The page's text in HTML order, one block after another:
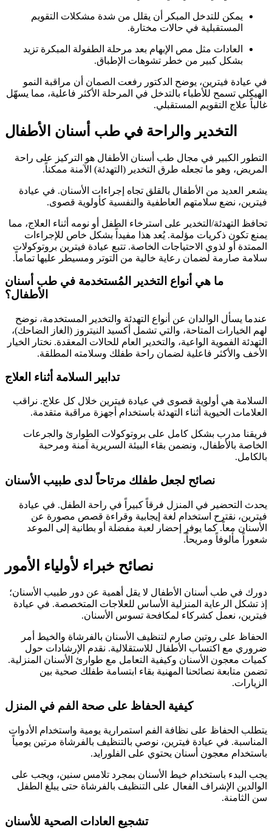
يمكن للتدخل المبكر أن يقلل من شدة مشكلات التقويم
المستقبلية في حالات مختارة.
العادات مثل مص الإبهام بعد مرحلة الطفولة المبكرة تزيد
بشكل كبير من خطر تشوهات الإطباق.
في عيادة فيترين، يوضح الدكتور رفعت الصمان أن مراقبة النمو
الهيكلي تسمح للأطباء بالتدخل في المرحلة الأكثر فاعلية، مما يسهّل
غالباً علاج التقويم المستقبلي.
التخدير والراحة في طب أسنان الأطفال
التطور الكبير في مجال طب أسنان الأطفال هو التركيز على راحة
المريض، وهو ما تجعله طرق التخدير (التهدئة) الآمنة ممكناً.
يشعر العديد من الأطفال بالقلق تجاه إجراءات الأسنان. في عيادة
فيترين، نضع سلامتهم العاطفية والنفسية كأولوية قصوى.
تحافظ التهدئة/التخدير على استرخاء الطفل أو نومه أثناء العلاج، مما
يمنع تكون ذكريات مؤلمة. يُعد هذا مفيداً بشكل خاص للإجراءات
الممتدة أو لذوي الاحتياجات الخاصة. تتبع عيادة فيترين بروتوكولات
سلامة صارمة لضمان رعاية خالية من التوتر ومسيطر عليها تماماً.
ما هي أنواع التخدير المُستخدمة في طب أسنان
الأطفال؟
عندما يسأل الوالدان عن أنواع التهدئة والتخدير المستخدمة، نوضح
لهم الخيارات المتاحة، والتي تشمل أكسيد النيتروز (الغاز الضاحك)،
التهدئة الفموية الواعية، والتخدير العام للحالات المعقدة. نختار الخيار
الأخف والأكثر فاعلية لضمان راحة طفلك وسلامته المطلقة.
تدابير السلامة أثناء العلاج
السلامة هي أولوية قصوى في عيادة فيترين خلال كل علاج. نراقب
العلامات الحيوية أثناء التهدئة باستخدام أجهزة مراقبة متقدمة.
فريقنا مدرب بشكل كامل على بروتوكولات الطوارئ والجرعات
الخاصة بالأطفال، ونضمن بقاء البيئة السريرية آمنة ومرحبة
بالكامل.
نصائح لجعل طفلك مرتاحاً لدى طبيب الأسنان
يحدث التحضير في المنزل فرقاً كبيراً في راحة الطفل. في عيادة
فيترين، نقترح استخدام لغة إيجابية وقراءة قصص مصورة عن
الأسنان معاً. كما يوفر إحضار لعبة مفضلة أو بطانية إلى الموعد
شعوراً مألوفاً ومريحاً.
نصائح خبراء لأولياء الأمور
دورك في طب أسنان الأطفال لا يقل أهمية عن دور طبيب الأسنان؛
إذ تشكل الرعاية المنزلية الأساس للعلاجات المتخصصة. في عيادة
فيترين، نعمل كشركاء لمكافحة تسوس الأسنان.
الحفاظ على روتين صارم لتنظيف الأسنان بالفرشاة والخيط أمر
ضروري مع اكتساب الأطفال للاستقلالية. نقدم الإرشادات حول
كميات معجون الأسنان وكيفية التعامل مع طوارئ الأسنان المنزلية.
تضمن متابعة نصائحنا المهنية بقاء ابتسامة طفلك صحية بين
الزيارات.
كيفية الحفاظ على صحة الفم في المنزل
يتطلب الحفاظ على نظافة الفم استمرارية يومية واستخدام الأدوات
المناسبة. في عيادة فيترين، نوصي بالتنظيف بالفرشاة مرتين يومياً
باستخدام معجون أسنان يحتوي على الفلورايد.
يجب البدء باستخدام خيط الأسنان بمجرد تلامس سنين، ويجب على
الوالدين الإشراف الفعال على التنظيف بالفرشاة حتى يبلغ الطفل
سن الثامنة.
تشجيع العادات الصحية للأسنان